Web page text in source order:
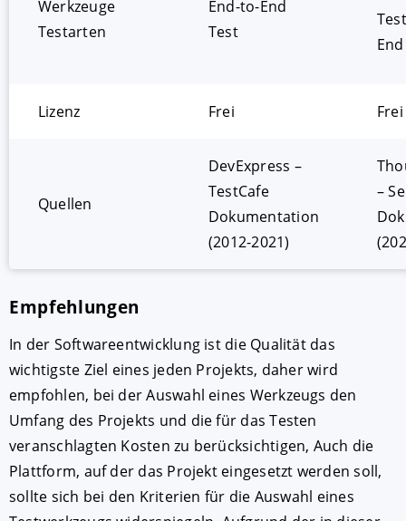
Werkzeuge
Testarten
End-to-End
Test
Lizenz Frei Frei
Quellen
DevExpress –
TestCafe
Dokumentation
(2012-2021)
–
Empfehlungen
In der Softwareentwicklung ist die Qualität das
wichtigste Ziel eines jeden Projekts, daher wird
empfohlen, bei der Auswahl eines Werkzeugs den
Umfang des Projekts und die für das Testen
veranschlagten Kosten zu berücksichtigen, Auch die
Plattform, auf der das Projekt eingesetzt werden soll,
sollte sich bei den Kriterien für die Auswahl eines